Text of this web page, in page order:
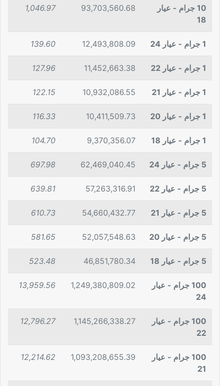
10 جرام - عيار
18
93,703,560.68
1,046.97
1 جرام - عيار 24 12,493,808.09
139.60
1 جرام - عيار 22 11,452,663.38
127.96
1 جرام - عيار 21 10,932,086.55
122.15
1 جرام - عيار 20 10,411,509.73
116.33
1 جرام - عيار 18 9,370,356.07
104.70
5 جرام - عيار 24 62,469,040.45
697.98
5 جرام - عيار 22 57,263,316.91
639.81
5 جرام - عيار 21 54,660,432.77
610.73
5 جرام - عيار 20 52,057,548.63
581.65
5 جرام - عيار 18 46,851,780.34
523.48
100 جرام - عيار
24
1,249,380,809.02
13,959.56
100 جرام - عيار
22
1,145,266,338.27
12,796.27
100 جرام - عيار
21
1,093,208,655.39
12,214.62